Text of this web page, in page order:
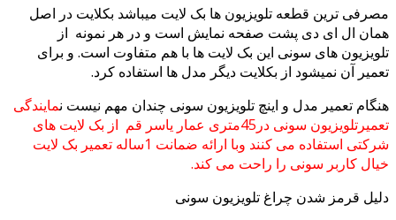
ترین قطعه تلویزیون ها بک لایت میباشد بکلایت در اصل
ال ای دی پشت صفحه نمایش است و در هر نمونه از
های سونی این بک لایت ها با هم متفاوت است. و برای
آن نمیشود از بکلایت دیگر مدل ها استفاده کرد.
تعمیر مدل و اینچ تلویزیون سونی چندان مهم نیست نمایندگی
تعمیرتلویزیون سونی در45متری عمار یاسر قم از بک لایت های
شرکتی استفاده می کنند وبا ارائه ضمانت 1ساله تعمیر بک لایت
کاربر سونی را راحت می کند.
قرمز شدن چراغ تلویزیون سونی